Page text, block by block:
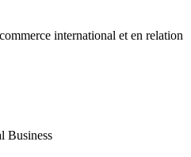
international et en relation
Business